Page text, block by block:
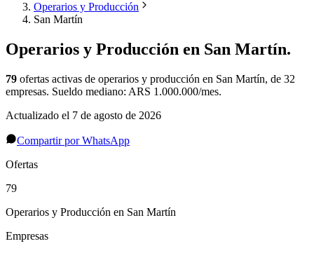
Operarios y Producción
San Martín
Operarios y Producción en San Martín.
79 ofertas activas de operarios y producción en San Martín, de 32
empresas. Sueldo mediano: ARS 1.000.000/mes.
Actualizado el 7 de agosto de 2026
Compartir por WhatsApp
Ofertas
79
Operarios y Producción en San Martín
Empresas